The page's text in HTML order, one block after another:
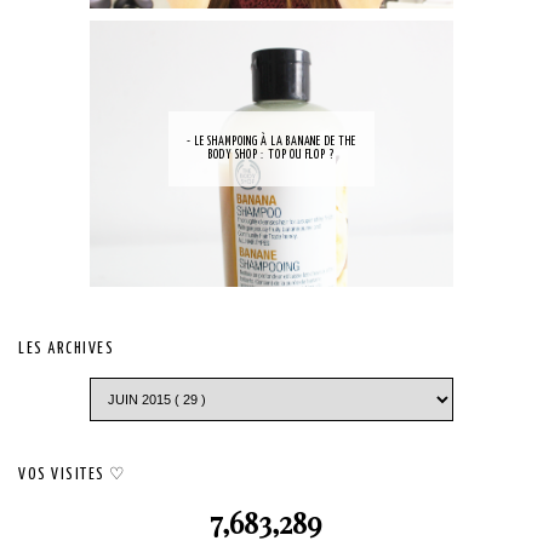
- LE SHAMPOING À LA BANANE DE THE
BODY SHOP : TOP OU FLOP ?
LES ARCHIVES
VOS VISITES ♡
7,683,289